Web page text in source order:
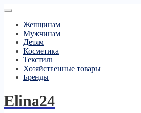
Женщинам
Мужчинам
Детям
Косметика
Текстиль
Хозяйственные товары
Бренды
Elina24